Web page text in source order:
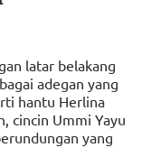
latar belakang
adegan yang
hantu Herlina
cincin Ummi Yayu
yang